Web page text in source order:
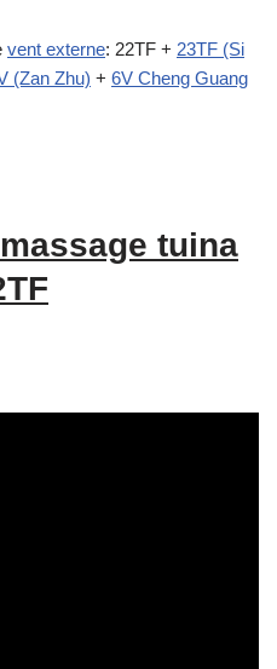
vent externe: 22TF + 23TF (Si
(Zan Zhu) + 6V Cheng Guang
tuina